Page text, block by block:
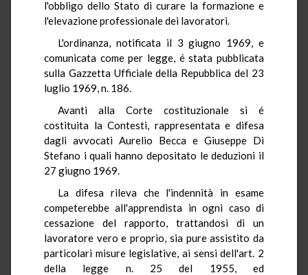
l'obbligo dello Stato di curare la formazione e
l'elevazione professionale dei lavoratori.
L'ordinanza, notificata il 3 giugno 1969, e
comunicata come per legge, é stata pubblicata
sulla Gazzetta Ufficiale della Repubblica del 23
luglio 1969, n. 186.
Avanti alla Corte costituzionale si é
costituita la Contesti, rappresentata e difesa
dagli avvocati Aurelio Becca e Giuseppe Di
Stefano i quali hanno depositato le deduzioni il
27 giugno 1969.
La difesa rileva che l'indennità in esame
competerebbe all'apprendista in ogni caso di
cessazione del rapporto, trattandosi di un
lavoratore vero e proprio, sia pure assistito da
particolari misure legislative, ai sensi dell'art. 2
della legge n. 25 del 1955, ed